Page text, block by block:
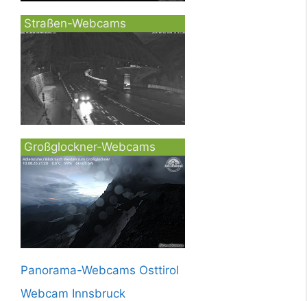
Straßen-Webcams
Großglockner-Webcams
Panorama-Webcams Osttirol
Webcam Innsbruck